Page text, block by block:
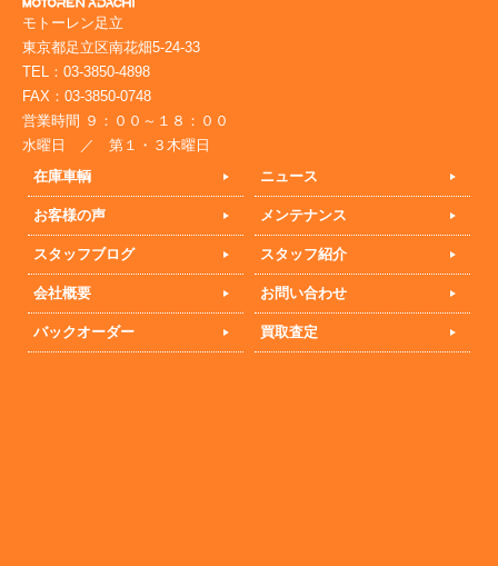
モトーレン足立
東京都足立区南花畑5-24-33
TEL：03-3850-4898
FAX：03-3850-0748
営業時間 ９：００～１８：００
水曜日 ／ 第１・３木曜日
在庫車輌
ニュース
お客様の声 メンテナンス
スタッフブログ スタッフ紹介
会社概要 お問い合わせ
バックオーダー 買取査定